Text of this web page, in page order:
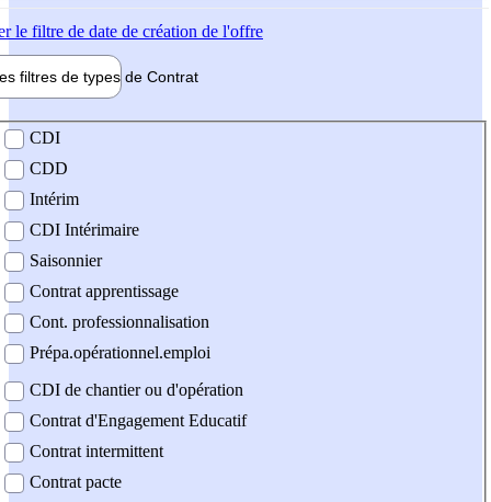
le filtre de date de création de l'offre
filtres de types de Contrat
contrat
CDI
CDD
Intérim
CDI Intérimaire
Saisonnier
Contrat apprentissage
Cont. professionnalisation
Prépa.opérationnel.emploi
CDI de chantier ou d'opération
Contrat d'Engagement Educatif
Contrat intermittent
Contrat pacte